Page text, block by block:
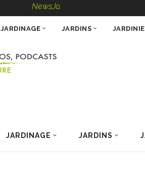
NewsJardinTV – Infos, Conseils,
JARDINAGE JARDINS
JARDINAGE JARDINS